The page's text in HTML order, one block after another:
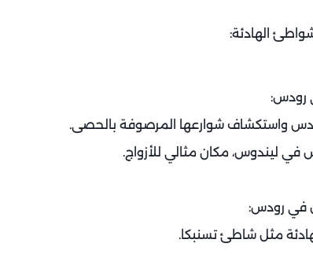
الهادئة:
رودس:
واستكشاف شوارعها المرصوفة بالحصى.
ليندوس، مكان مثالي للأزواج.
في رودس:
مثل شاطئ تسنبكا.